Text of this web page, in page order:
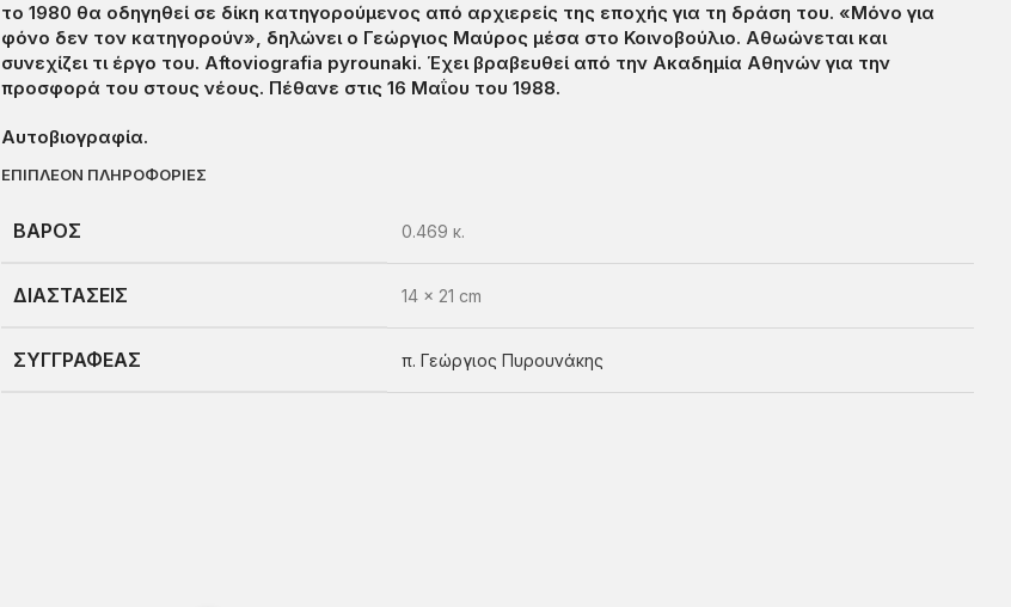
το 1980 θα οδηγηθεί σε δίκη κατηγορούμενος από αρχιερείς της εποχής για τη δράση του. «Μόνο για
φόνο δεν τον κατηγορούν», δηλώνει ο Γεώργιος Μαύρος μέσα στο Κοινοβούλιο. Αθωώνεται και
συνεχίζει τι έργο του. Aftoviografia pyrounaki. Έχει βραβευθεί από την Ακαδημία Αθηνών για την
προσφορά του στους νέους. Πέθανε στις 16 Μαΐου του 1988.
Αυτοβιογραφία.
ΕΠΙΠΛΕΟΝ ΠΛΗΡΟΦΟΡΙΕΣ
ΒΑΡΟΣ 0.469 κ.
ΔΙΑΣΤΑΣΕΙΣ 14 × 21 cm
ΣΥΓΓΡΑΦΕΑΣ π. Γεώργιος Πυρουνάκης